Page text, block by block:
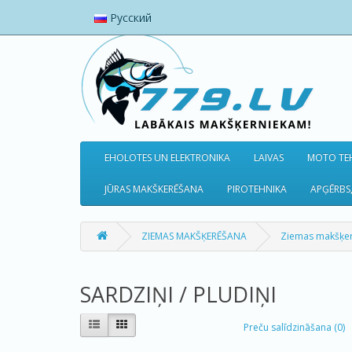
Русский
EHOLOTES UN ELEKTRONIKA LAIVAS MOTO
JŪRAS MAKŠKERĒŠANA PIROTEHNIKA
ZIEMAS MAKŠĶERĒŠANA Ziemas
SARDZIŅI / PLUDIŅI
Preču salīdzināšana (0)